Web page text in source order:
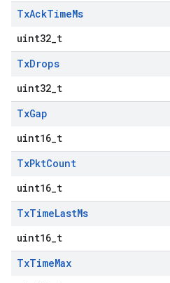
TxAckTimeMs
uint32_t
TxDrops
uint32_t
TxGap
uint16_t
TxPktCount
uint16_t
TxTimeLastMs
uint16_t
TxTimeMax